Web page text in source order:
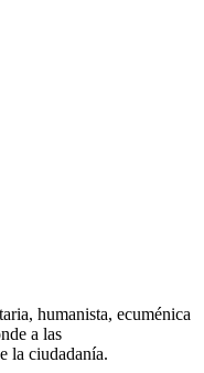
humanista, ecuménica
a las
la ciudadanía.